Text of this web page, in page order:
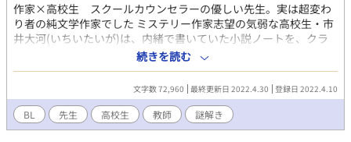
作家×高校生 スクールカウンセラーの優しい先生。実は超変わ
り者の純文学作家でした ミステリー作家志望の気弱な高校生・市
井大河(いちいたいが)は、内緒で書いていた小説ノートを、クラ
スメイトに読まれてしまう。 助けてくれたのは、スクールカウン
セラーの新葉薫(しんばかおる)先生。 先生は、大河にとある『問
題』を出し、休日に待ち合わせをしようと言い始め……？ ちょっ
といじわる、だけど溺愛の先生と、初めての恋に一途な高校生
の、謎解きラブ。
続きを読む
文字数 72,960 最終更新日 2022.4.30 登録日 2022.4.10
BL 先生 高校生 教師 謎解き